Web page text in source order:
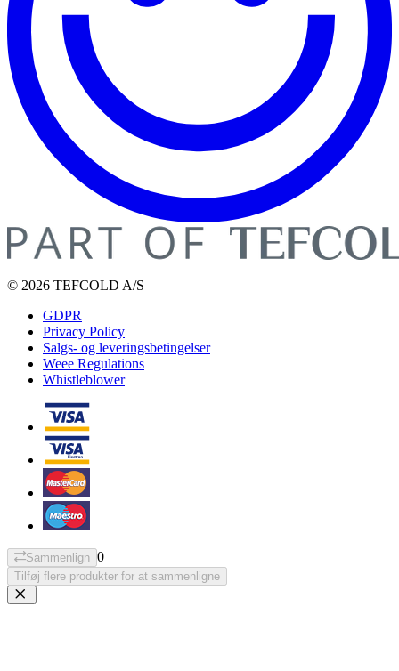
© 2026 TEFCOLD A/S
GDPR
Privacy Policy
Salgs- og leveringsbetingelser
Weee Regulations
Whistleblower
Sammenlign 0
Tilføj flere produkter for at sammenligne